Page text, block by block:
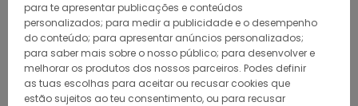
Avançar
para
procurar
critérios
filtragem
Avançar
para
ordenar
para te apresentar publicações e conteúdos
personalizados; para medir a publicidade e o desempenho
do conteúdo; para apresentar anúncios personalizados;
para saber mais sobre o nosso público; para desenvolver e
melhorar os produtos dos nossos parceiros. Podes definir
as tuas escolhas para aceitar ou recusar cookies que
estão sujeitos ao teu consentimento, ou para recusar